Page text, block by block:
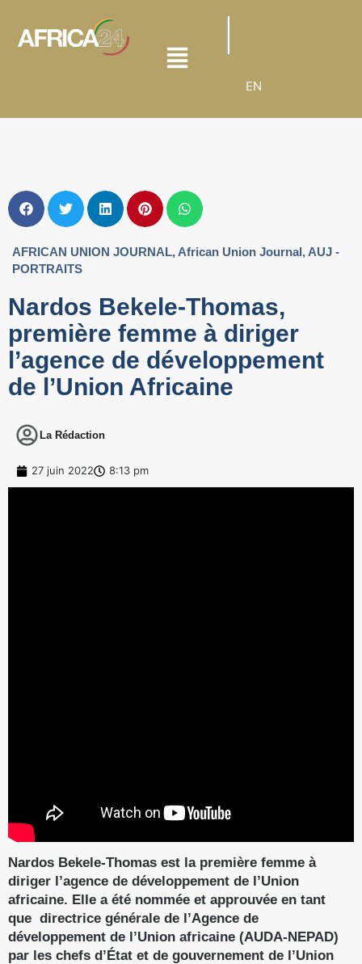
EN
AFRICAN UNION JOURNAL, African Union Journal, AUJ -
PORTRAITS
Nardos Bekele-Thomas,
première femme à diriger
l’agence de développement
de l’Union Africaine
La Rédaction
27 juin 2022 8:13 pm
Nardos Bekele-Thomas est la première femme à
diriger l’agence de développement de l’Union
africaine. Elle a été nommée et approuvée en tant
que directrice générale de l’Agence de
développement de l’Union africaine (AUDA-NEPAD)
par les chefs d’État et de gouvernement de l’Union